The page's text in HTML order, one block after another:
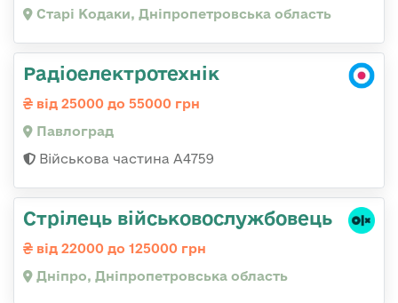
Старі Кодаки, Дніпропетровська область
Радіоелектротехнік
від 25000 до 55000 грн
Павлоград
Військова частина А4759
Стрілець військовослужбовець
від 22000 до 125000 грн
Дніпро, Дніпропетровська область